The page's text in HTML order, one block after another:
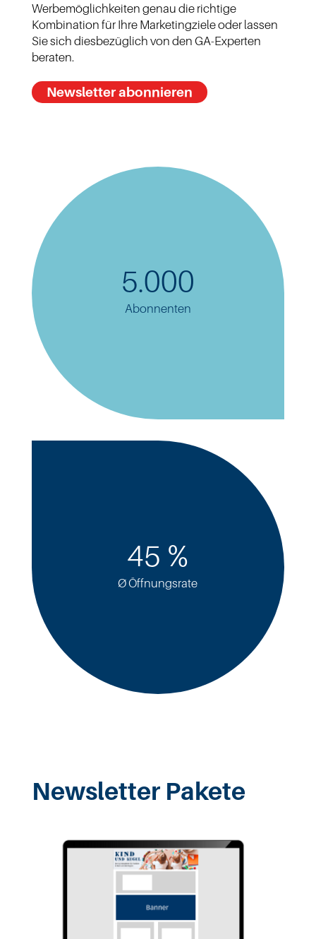
Werbemöglichkeiten genau die richtige
Kombination für Ihre Marketingziele oder lassen
Sie sich diesbezüglich von den GA-Experten
beraten.
Newsletter abonnieren
5.000
Abonnenten
45 %
Ø Öffnungsrate
Newsletter Pakete